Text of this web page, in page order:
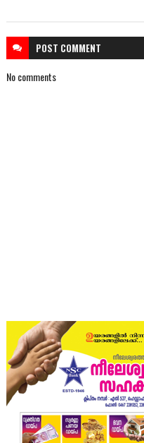
POST COMMENT
No comments